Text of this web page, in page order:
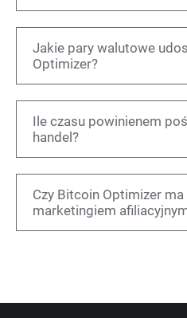
Jakie pary walutowe
Optimizer?
Ile czasu powinienem
handel?
Czy Bitcoin Optimizer ma
marketingiem